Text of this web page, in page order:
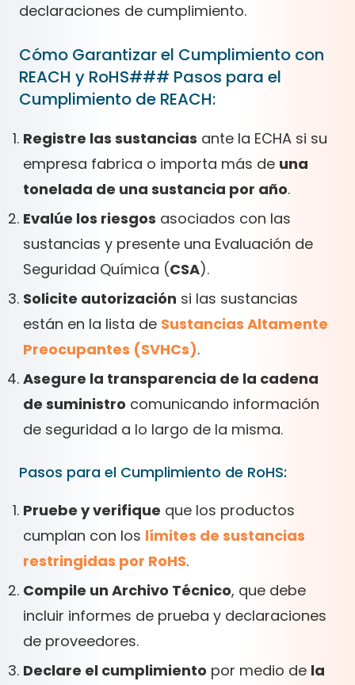
declaraciones de cumplimiento.
Cómo Garantizar el Cumplimiento con
REACH y RoHS### Pasos para el
Cumplimiento de REACH:
Registre las sustancias ante la ECHA si su
empresa fabrica o importa más de una
tonelada de una sustancia por año.
Evalúe los riesgos asociados con las
sustancias y presente una Evaluación de
Seguridad Química (CSA).
Solicite autorización si las sustancias
están en la lista de Sustancias Altamente
Preocupantes (SVHCs).
Asegure la transparencia de la cadena
de suministro comunicando información
de seguridad a lo largo de la misma.
Pasos para el Cumplimiento de RoHS:
Pruebe y verifique que los productos
cumplan con los límites de sustancias
restringidas por RoHS.
Compile un Archivo Técnico, que debe
incluir informes de prueba y declaraciones
de proveedores.
Declare el cumplimiento por medio de la